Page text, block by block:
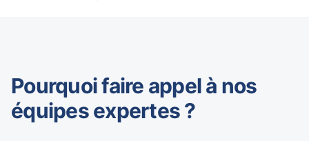
Pourquoi faire appel à nos
équipes expertes ?